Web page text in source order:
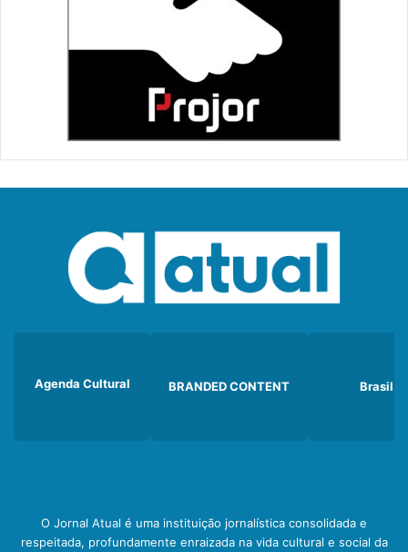
Agenda Cultural BRANDED CONTENT Brasil
O Jornal Atual é uma instituição jornalística consolidada e
respeitada, profundamente enraizada na vida cultural e social da